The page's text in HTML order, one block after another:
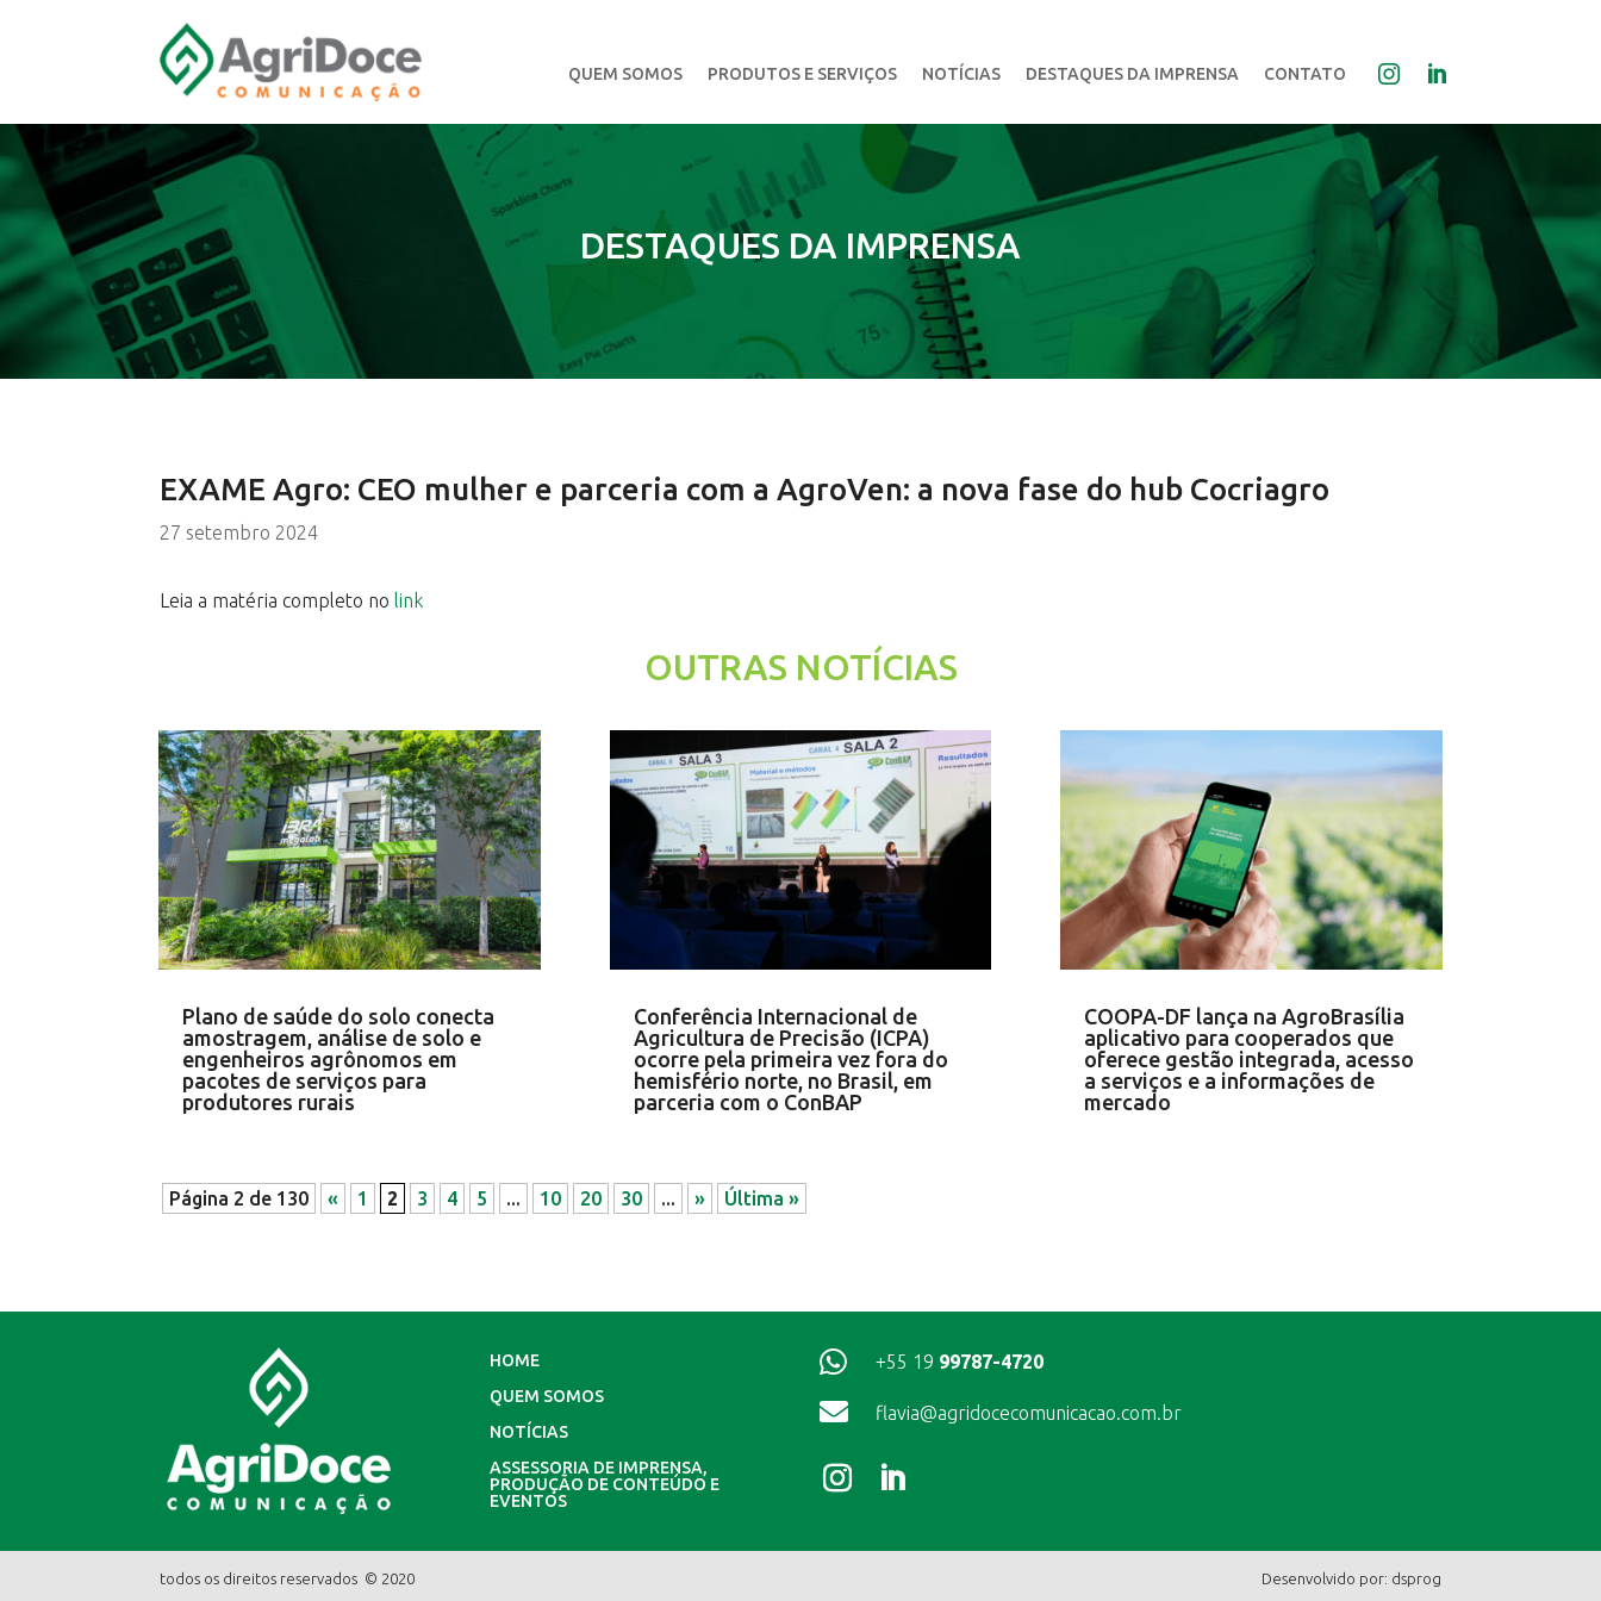
QUEM SOMOS PRODUTOS E SERVIÇOS NOTÍCIAS DESTAQUES DA IMPRENSA CONTATO
DESTAQUES DA IMPRENSA
EXAME Agro: CEO mulher e parceria com a AgroVen: a nova fase do hub Cocriagro
27 setembro 2024
Leia a matéria completo nolink
OUTRAS NOTÍCIAS
Plano de saúde do solo conecta
amostragem, análise de solo e
engenheiros agrônomos em
pacotes de serviços para
produtores rurais
Conferência Internacional de
Agricultura de Precisão (ICPA)
ocorre pela primeira vez fora do
hemisfério norte, no Brasil, em
parceria com o ConBAP
COOPA-DF lança na AgroBrasília
aplicativo para cooperados que
oferece gestão integrada, acesso
a serviços e a informações de
mercado
Página 2 de 130 « 1 2 3 4 5 ... 10 20 30 ... » Última »
HOME
QUEM SOMOS
NOTÍCIAS
ASSESSORIA DE IMPRENSA,
PRODUÇÃO DE CONTEÚDO E
EVENTOS
 +55 19 99787-4720
 flavia@agridocecomunicacao.com.br
todos os direitos reservados © 2020 Desenvolvido por: dsprog